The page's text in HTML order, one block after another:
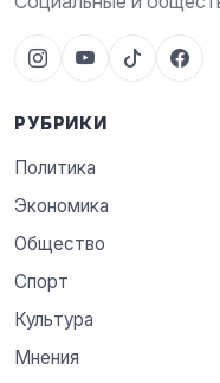
РУБРИКИ
Политика
Экономика
Общество
Спорт
Культура
Мнения